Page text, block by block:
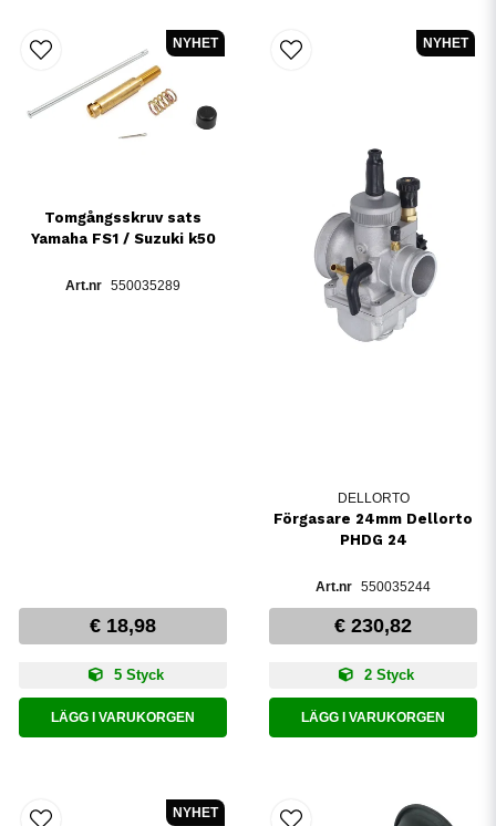
Tomgångsskruv sats
Yamaha FS1 / Suzuki k50
550035289
€ 18,98
5 Styck
LÄGG I VARUKORGEN
NYHET
DELLORTO
Förgasare 24mm Dellorto
PHDG 24
550035244
€ 230,82
2 Styck
LÄGG I VARUKORGEN
NYHET
NYHET